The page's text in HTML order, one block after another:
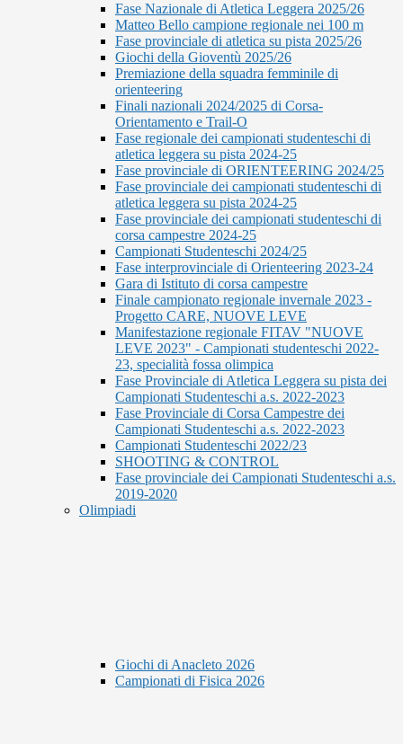
Fase Nazionale di Atletica Leggera 2025/26
Matteo Bello campione regionale nei 100 m
Fase provinciale di atletica su pista 2025/26
Giochi della Gioventù 2025/26
Premiazione della squadra femminile di
orienteering
Finali nazionali 2024/2025 di Corsa-
Orientamento e Trail-O
Fase regionale dei campionati studenteschi di
atletica leggera su pista 2024-25
Fase provinciale di ORIENTEERING 2024/25
Fase provinciale dei campionati studenteschi di
atletica leggera su pista 2024-25
Fase provinciale dei campionati studenteschi di
corsa campestre 2024-25
Campionati Studenteschi 2024/25
Fase interprovinciale di Orienteering 2023-24
Gara di Istituto di corsa campestre
Finale campionato regionale invernale 2023 -
Progetto CARE, NUOVE LEVE
Manifestazione regionale FITAV "NUOVE
LEVE 2023" - Campionati studenteschi 2022-
23, specialità fossa olimpica
Fase Provinciale di Atletica Leggera su pista dei
Campionati Studenteschi a.s. 2022-2023
Fase Provinciale di Corsa Campestre dei
Campionati Studenteschi a.s. 2022-2023
Campionati Studenteschi 2022/23
SHOOTING & CONTROL
Fase provinciale dei Campionati Studenteschi a.s.
2019-2020
Olimpiadi
Giochi di Anacleto 2026
Campionati di Fisica 2026